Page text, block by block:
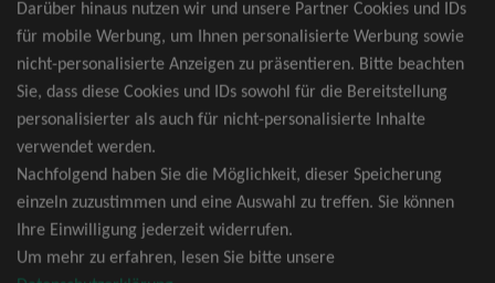
TOP-Events
André Rieu Tickets
David Garrett Tickets
Andrea Berg Tickets
Backstreet Boys Tickets
Unheilig Tickets
Darüber hinaus nutzen wir und unsere Partner Cookies und IDs
für mobile Werbung, um Ihnen personalisierte Werbung sowie
nicht-personalisierte Anzeigen zu präsentieren. Bitte beachten
Sie, dass diese Cookies und IDs sowohl für die Bereitstellung
personalisierter als auch für nicht-personalisierte Inhalte
verwendet werden.
Nachfolgend haben Sie die Möglichkeit, dieser Speicherung
einzeln zuzustimmen und eine Auswahl zu treffen. Sie können
Ihre Einwilligung jederzeit widerrufen.
Um mehr zu erfahren, lesen Sie bitte unsere